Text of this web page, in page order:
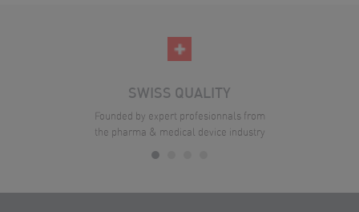
SWISS QUALITY
Founded by expert profesionnals from
the pharma & medical device industry